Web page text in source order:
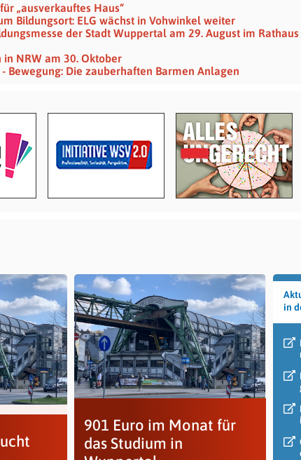
„ausverkauftes Haus“
Bildungsort: ELG wächst in Vohwinkel weiter
der Stadt Wuppertal am 29. August im
NRW am 30. Oktober
Bewegung: Die zauberhaften Barmen Anlagen
901 Euro im Monat für
das Studium in
in